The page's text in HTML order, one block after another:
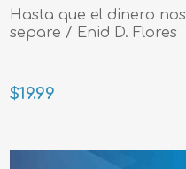
Hasta que el dinero nos
separe / Enid D. Flores
$19.99